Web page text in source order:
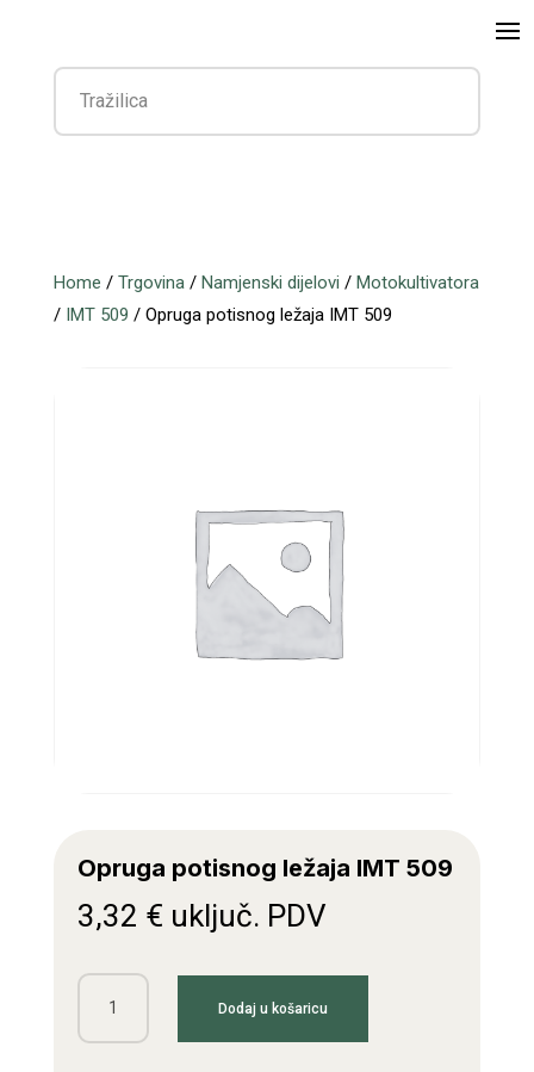
Home / Trgovina/ Namjenski dijelovi / Motokultivatora
/ IMT 509 / Opruga potisnog ležaja IMT 509
Opruga potisnog ležaja IMT 509
3,32 € uključ. PDV
Opruga
potisnog
Dodaj u košaricu